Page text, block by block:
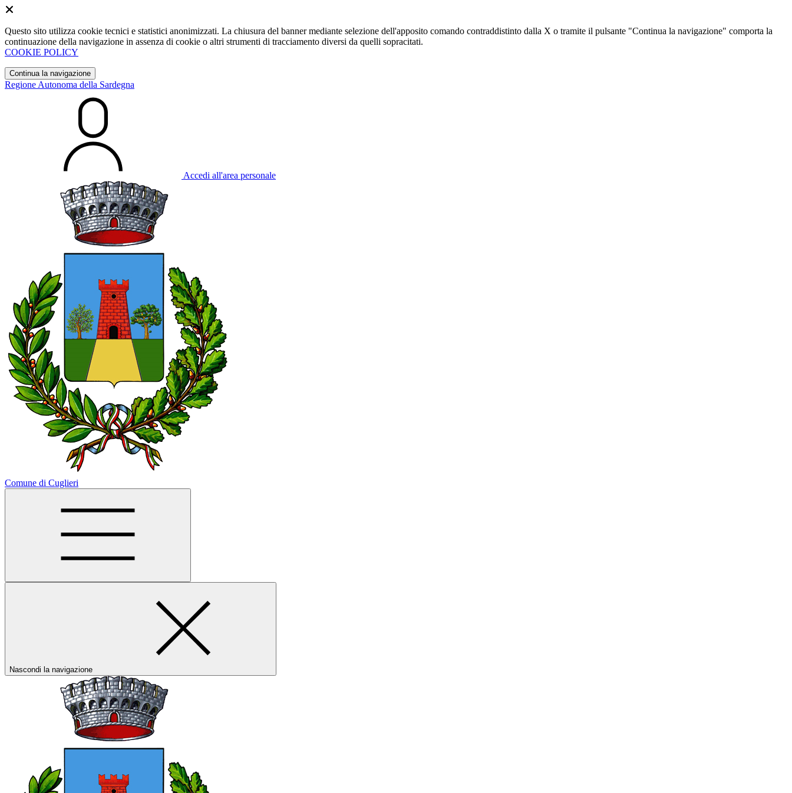
Questo sito utilizza cookie tecnici e statistici anonimizzati. La chiusura del banner mediante selezione dell'apposito comando contraddistinto dalla X o tramite il pulsante "Continua la navigazione" comporta la
continuazione della navigazione in assenza di cookie o altri strumenti di tracciamento diversi da quelli sopracitati.
COOKIE POLICY
Continua la navigazione
Regione Autonoma della Sardegna
Accedi all'area personale
Comune di Cuglieri
Nascondi la navigazione